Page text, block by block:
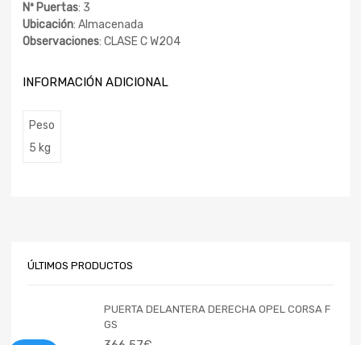
Nº Puertas: 3
Ubicación: Almacenada
Observaciones: CLASE C W204
INFORMACIÓN ADICIONAL
Peso
5 kg
ÚLTIMOS PRODUCTOS
PUERTA DELANTERA DERECHA OPEL CORSA F
GS